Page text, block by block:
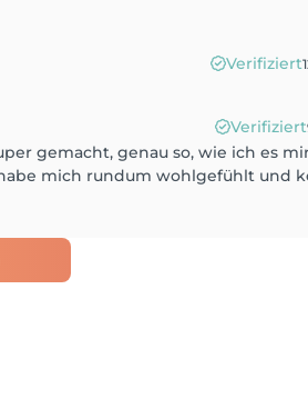
Verifiziert
Verifiziert
gemacht, genau so, wie ich es
mich rundum wohlgefühlt und